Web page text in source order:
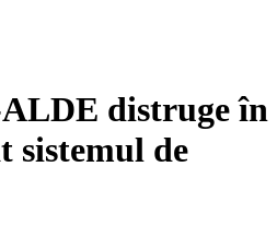
distruge în
sistemul de